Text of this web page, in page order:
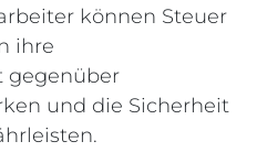
können Steuer
ihre
gegenüber
und die Sicherheit